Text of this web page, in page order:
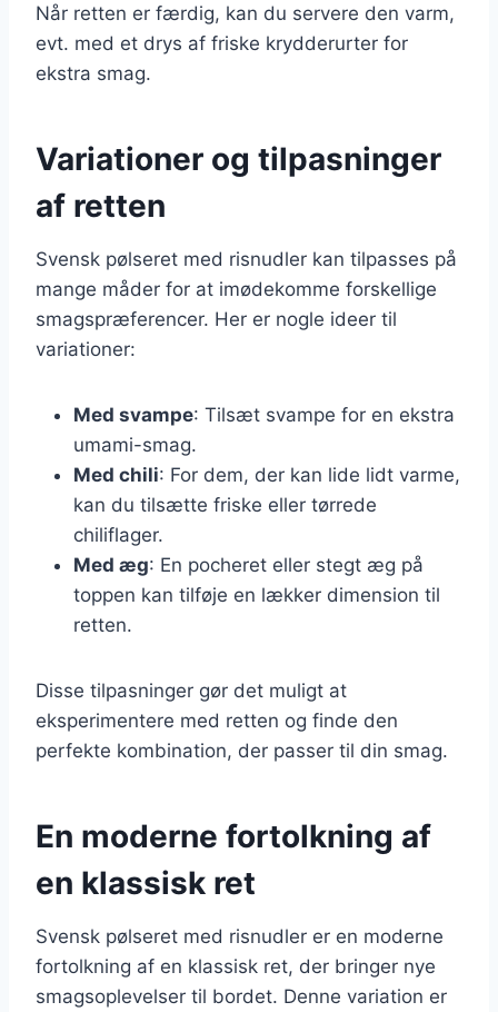
Når retten er færdig, kan du servere den varm,
evt. med et drys af friske krydderurter for
ekstra smag.
Variationer og tilpasninger
af retten
Svensk pølseret med risnudler kan tilpasses på
mange måder for at imødekomme forskellige
smagspræferencer. Her er nogle ideer til
variationer:
Med svampe: Tilsæt svampe for en ekstra
umami-smag.
Med chili: For dem, der kan lide lidt varme,
kan du tilsætte friske eller tørrede
chiliflager.
Med æg: En pocheret eller stegt æg på
toppen kan tilføje en lækker dimension til
retten.
Disse tilpasninger gør det muligt at
eksperimentere med retten og finde den
perfekte kombination, der passer til din smag.
En moderne fortolkning af
en klassisk ret
Svensk pølseret med risnudler er en moderne
fortolkning af en klassisk ret, der bringer nye
smagsoplevelser til bordet. Denne variation er